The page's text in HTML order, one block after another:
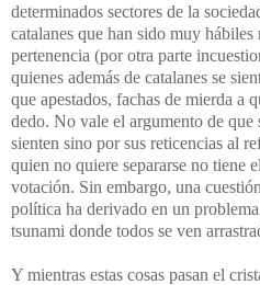
determinados sectores de la
catalanes que han sido muy
pertenencia (por otra parte
quienes además de catalanes se
que apestados, fachas de mierda a
dedo. No vale el argumento de que
sienten sino por sus reticencias al
quien no quiere separarse no tiene
votación. Sin embargo, una
política ha derivado en un
tsunami donde todos se ven
Y mientras estas cosas pasan el